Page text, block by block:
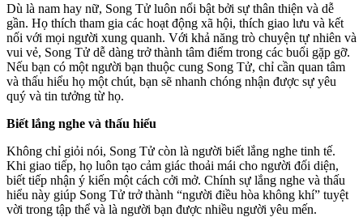
Dù là nam hay nữ, Song Tử luôn nổi bật bởi sự thân thiện và dễ
gần. Họ thích tham gia các hoạt động xã hội, thích giao lưu và kết
nối với mọi người xung quanh. Với khả năng trò chuyện tự nhiên và
vui vẻ, Song Tử dễ dàng trở thành tâm điểm trong các buổi gặp gỡ.
Nếu bạn có một người bạn thuộc cung Song Tử, chỉ cần quan tâm
và thấu hiểu họ một chút, bạn sẽ nhanh chóng nhận được sự yêu
quý và tin tưởng từ họ.
Biết lắng nghe và thấu hiểu
Không chỉ giỏi nói, Song Tử còn là người biết lắng nghe tinh tế.
Khi giao tiếp, họ luôn tạo cảm giác thoải mái cho người đối diện,
biết tiếp nhận ý kiến một cách cởi mở. Chính sự lắng nghe và thấu
hiểu này giúp Song Tử trở thành “người điều hòa không khí” tuyệt
vời trong tập thể và là người bạn được nhiều người yêu mến.